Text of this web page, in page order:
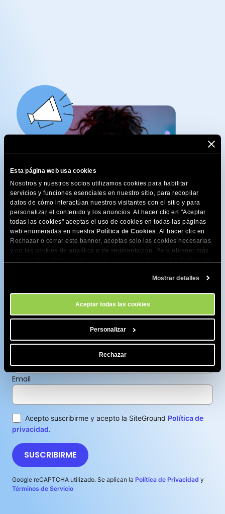
Esta página web usa cookies
Nosotros y nuestros socios utilizamos cookies para habilitar
servicios y funciones esenciales en nuestro sitio, para recopilar
datos de cómo interactúan nuestros visitantes con el sitio y para
personalizar el contenido y los anuncios. Al hacer clic en "Aceptar
todas las cookies" aceptas el uso de cookies en todas las páginas
web enumeradas en nuestra Política de Cookies . Al hacer clic en
Rechazar o cerrar este banner, aceptas solo las cookies necesarias
y no las cookies de analítica o de segmentación. Para obtener más
momento a través de la herramienta Configuración de Cookies de
Mostrar detalles
Aceptar todas las cookies
Personalizar
Rechazar
¡Suscríbete para recibir
contenido increíble!
Suscríbete a nuestra newsletter para recibir el contenido
más reciente y ofertas. Puedes darte de baja en cualquier
Nombre
Email
Acepto suscribirme y acepto la SiteGround Política de
privacidad.
SUSCRIBIRME
Google reCAPTCHA utilizado. Se aplican la Política de Privacidad y
Términos de Servicio